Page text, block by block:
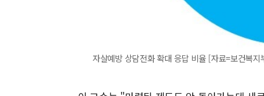
자살예방 상담전화 확대 응답 비율 [자료=보건복지